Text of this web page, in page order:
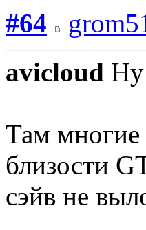
#64
avicloud Ну
Там многие
близости
сэйв не